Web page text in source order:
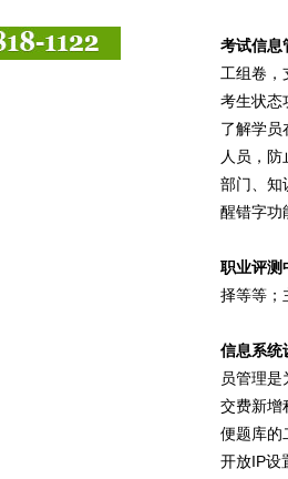
考试信息
工组卷，
考生状态
了解学员
人员，
部门、知
醒错字功
职业评测
择等等；
信息系统
员管理
交费新增
便题库的
开放IP设